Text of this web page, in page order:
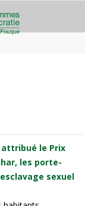
le Prix
les porte-
sexuel